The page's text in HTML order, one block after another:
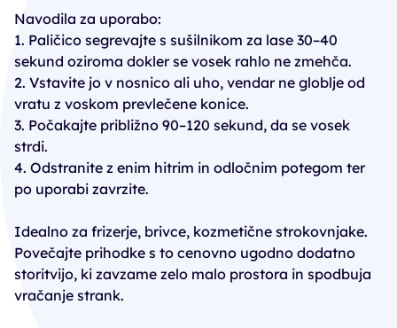
Navodila za uporabo:
1. Paličico segrevajte s sušilnikom za lase 30–40
sekund oziroma dokler se vosek rahlo ne zmehča.
2. Vstavite jo v nosnico ali uho, vendar ne globlje od
vratu z voskom prevlečene konice.
3. Počakajte približno 90–120 sekund, da se vosek
strdi.
4. Odstranite z enim hitrim in odločnim potegom ter
po uporabi zavrzite.
Idealno za frizerje, brivce, kozmetične strokovnjake.
Povečajte prihodke s to cenovno ugodno dodatno
storitvijo, ki zavzame zelo malo prostora in spodbuja
vračanje strank.